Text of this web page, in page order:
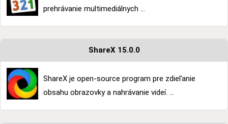
prehrávanie multimediálnych ...
ShareX 15.0.0
ShareX je open-source program pre zdieľanie
obsahu obrazovky a nahrávanie videí. ...